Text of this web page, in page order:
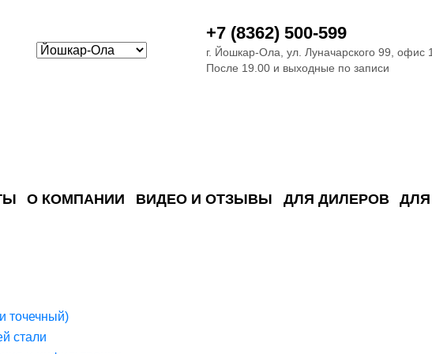
+7 (8362) 500-599
г. Йошкар-Ола, ул. Луначарского 99, офис 1
После 19.00 и выходные по записи
О КОМПАНИИ ВИДЕО И ОТЗЫВЫ ДЛЯ ДИЛЕРОВ
точечный)
стали